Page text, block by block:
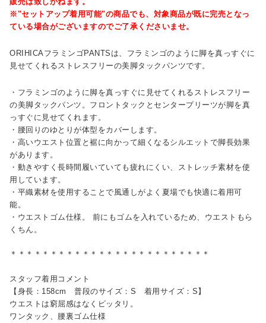
※"セットアップ着用可能"の商品でも、対象商品が既に完売となっ
ている場合がございますのでご了承くださいませ。
ORIHICAフラミンゴPANTSは、フラミンゴのように脚を真っすぐに
見せてくれるストレスフリーの美脚タックパンツです。
・フラミンゴのように脚を真っすぐに見せてくれるストレスフリー
の美脚タックパンツ。フロントタックとセンタープリーツが脚を真
っすぐに見せてくれます。
・腰回りのゆとりが体型をカバーします。
・高いウエスト位置と裾に向かって細くなるシルエットで脚長効果
があります。
・動きやすく長時間履いていても疲れにくい、ストレッチ素材を使
用しています。
・平織素材を使用することで風通しがよく夏場でも快適に着用可
能。
・ウエストゴム仕様。 前にもゴムを入れているため、ウエストもら
くちん。
＊＊＊＊＊＊＊＊＊＊＊＊＊＊＊＊＊＊＊＊＊＊＊＊＊
スタッフ着用コメント
【身長：158cm 普段のサイズ：S 着用サイズ：S】
ウエストは窮屈感はなくピッタリ。
ワンタック、腰裏ゴム仕様